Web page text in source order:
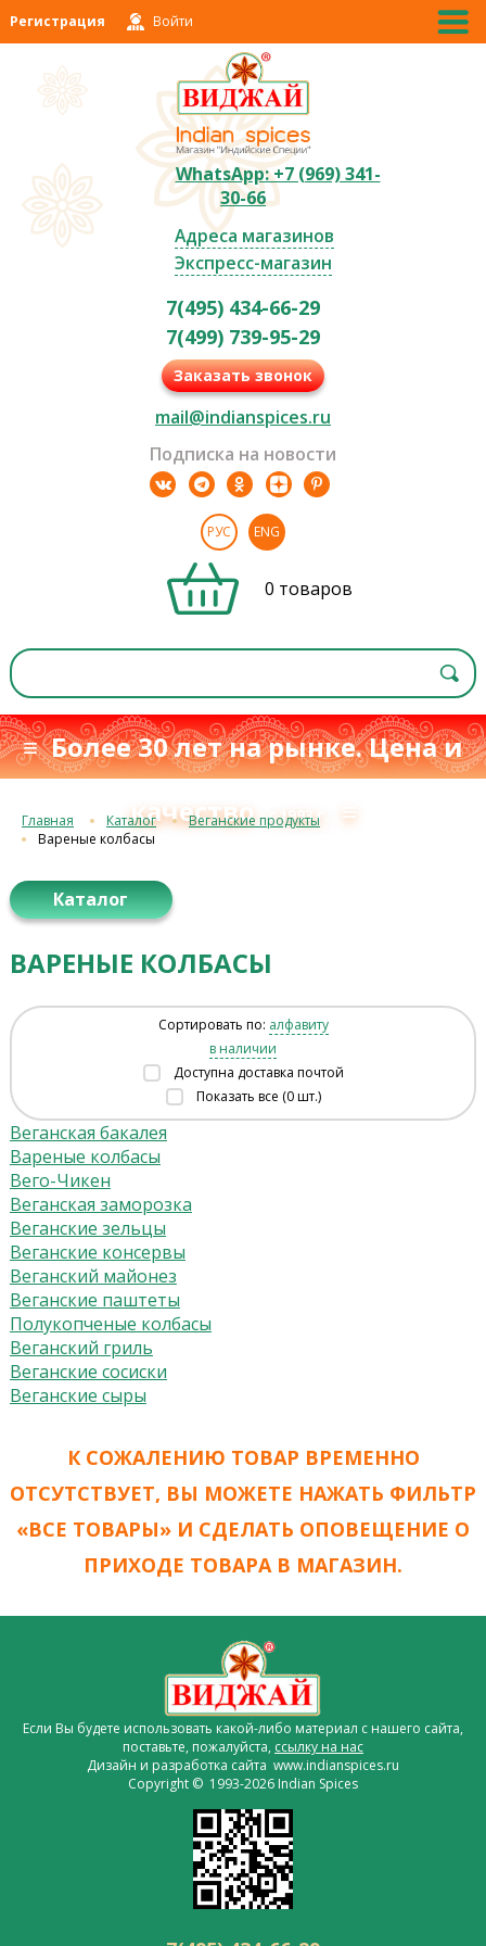
Регистрация Войти
WhatsApp: +7 (969) 341-
30-66
Адреса магазинов
Экспресс-магазин
7(495) 434-66-29
7(499) 739-95-29
Заказать звонок
mail@indianspices.ru
Подписка на новости
РУС ENG
0 товаров
≡ Более 30 лет на рынке. Цена и
качествос 1993 г. ≡
Главная Каталог
Веганские продукты
Вареные колбасы
Каталог
ВАРЕНЫЕ КОЛБАСЫ
Сортировать по: алфавиту
в наличии
Доступна доставка почтой
Показать все (0 шт.)
Веганская бакалея
Вареные колбасы
Вего-Чикен
Веганская заморозка
Веганские зельцы
Веганские консервы
Веганский майонез
Веганские паштеты
Полукопченые колбасы
Веганский гриль
Веганские сосиски
Веганские сыры
К СОЖАЛЕНИЮ ТОВАР ВРЕМЕННО
ОТСУТСТВУЕТ, ВЫ МОЖЕТЕ НАЖАТЬ ФИЛЬТР
«ВСЕ ТОВАРЫ» И СДЕЛАТЬ ОПОВЕЩЕНИЕ О
ПРИХОДЕ ТОВАРА В МАГАЗИН.
Если Вы будете использовать какой-либо материал с нашего сайта,
поставьте, пожалуйста, ссылку на нас
Дизайн и разработка сайта www.indianspices.ru
Copyright © 1993-2026 Indian Spices